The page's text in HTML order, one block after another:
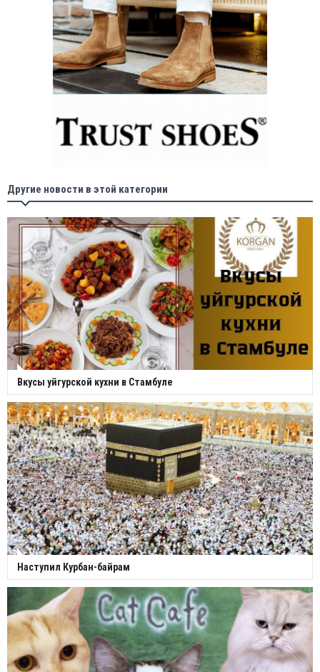
Другие новости в этой категории
Вкусы уйгурской кухни в Стамбуле
Наступил Курбан-байрам